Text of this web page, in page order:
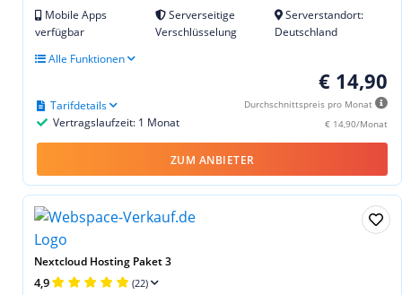
Mobile Apps
verfügbar
Serverseitige
Verschlüsselung
Serverstandort:
Deutschland
Alle Funktionen
€ 14,90
Durchschnittspreis pro Monat
€ 14,90/Monat
Vertragslaufzeit: 1 Monat
Tarifdetails
ZUM ANBIETER
Nextcloud Hosting Paket 3
4,9 (22)